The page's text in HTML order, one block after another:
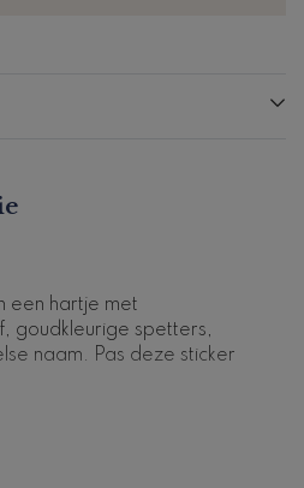
een hartje met
goudkleurige spetters,
naam. Pas deze sticker
van 35x31 mm en er